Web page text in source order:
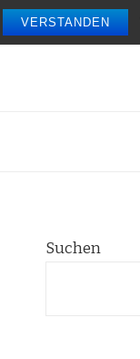
VERSTANDEN
Suchen